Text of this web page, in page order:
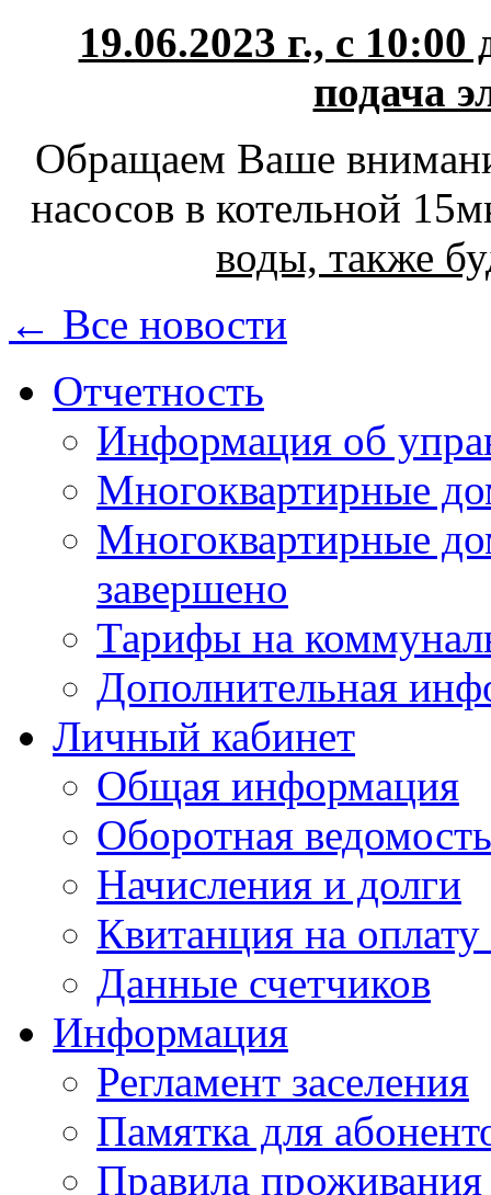
19.06.2023 г., с
подача
Обращаем Ваше
насосов в котельной
воды, также
← Все новости
Отчетность
Информация об
Многоквартирные
Многоквартирные
завершено
Тарифы на
Дополнительная
Личный кабинет
Общая информация
Оборотная ведомость
Начисления и долги
Квитанция на
Данные счетчиков
Информация
Регламент заселения
Памятка для
Правила